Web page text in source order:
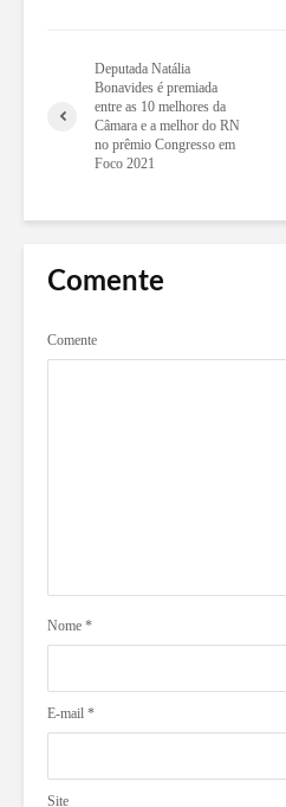
Deputada Natália
Bonavides é premiada
entre as 10 melhores da
Câmara e a melhor do RN
no prêmio Congresso em
Foco 2021
Comente
Comente
Nome *
E-mail *
Site